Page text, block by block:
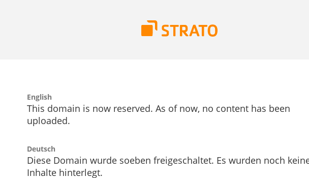
English
This domain is now reserved. As of now, no content has been
uploaded.
Deutsch
Diese Domain wurde soeben freigeschaltet. Es wurden noch
Inhalte hinterlegt.